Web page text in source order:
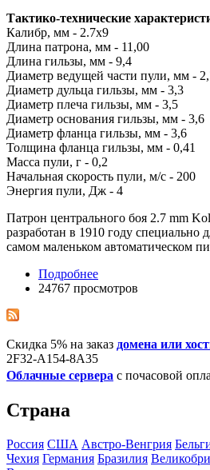
Тактико-технические
Калибр, мм - 2.7x9
Длина патрона, мм - 11,00
Длина гильзы, мм - 9,4
Диаметр ведущей части пули, мм -
Диаметр дульца гильзы, мм - 3,3
Диаметр плеча гильзы, мм - 3,5
Диаметр основания гильзы, мм - 3,6
Диаметр фланца гильзы, мм - 3,6
Толщина фланца гильзы, мм - 0,41
Масса пули, г - 0,2
Начальная скорость пули, м/с - 200
Энергия пули, Дж - 4
Патрон центрального боя 2.7 mm
разработан в 1910 году специально
самом маленьком автоматическом
Подробнее
24767 просмотров
Скидка 5% на заказ домена или
2F32-A154-8A35
Облачные сервера с почасовой
Страна
Росcия США Австро-Венгрия
Чехия Германия Бразилия